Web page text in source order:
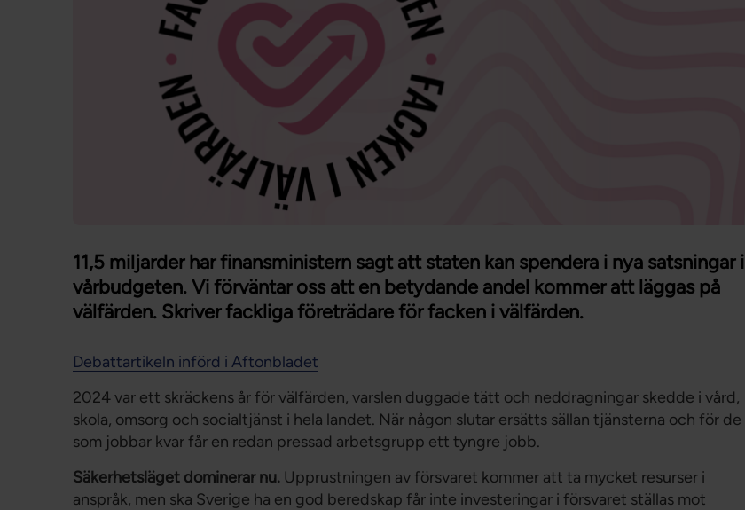
Student
11,5 miljarder har finansministern sagt att staten kan spendera i nya satsningar i
vårbudgeten. Vi förväntar oss att en betydande andel kommer att läggas på
välfärden. Skriver fackliga företrädare för facken i välfärden.
Debattartikeln införd i Aftonbladet
2024 var ett skräckens år för välfärden, varslen duggade tätt och neddragningar skedde i vård,
skola, omsorg och socialtjänst i hela landet. När någon slutar ersätts sällan tjänsterna och för de
som jobbar kvar får en redan pressad arbetsgrupp ett tyngre jobb.
Säkerhetsläget dominerar nu. Upprustningen av försvaret kommer att ta mycket resurser i
anspråk, men ska Sverige ha en god beredskap får inte investeringar i försvaret ställas mot